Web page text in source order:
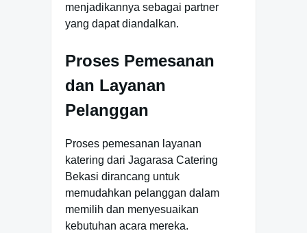
menjadikannya sebagai partner
yang dapat diandalkan.
Proses Pemesanan
dan Layanan
Pelanggan
Proses pemesanan layanan
katering dari Jagarasa Catering
Bekasi dirancang untuk
memudahkan pelanggan dalam
memilih dan menyesuaikan
kebutuhan acara mereka.